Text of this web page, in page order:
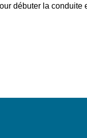
débuter la conduite